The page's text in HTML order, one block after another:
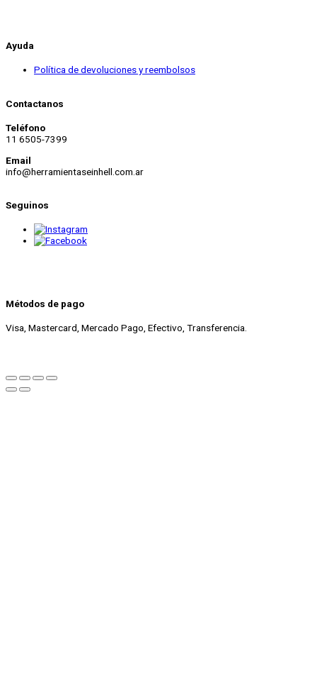
Ayuda
Política de devoluciones y reembolsos
Contactanos
Teléfono
11 6505-7399
Email
info@herramientaseinhell.com.ar
Seguinos
Métodos de pago
Visa, Mastercard, Mercado Pago, Efectivo, Transferencia.